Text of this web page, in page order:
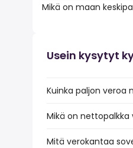
Mikä on maan
Usein kysytyt
Kuinka paljon veroa
Mikä on nettopalkka
Mitä verokantaa